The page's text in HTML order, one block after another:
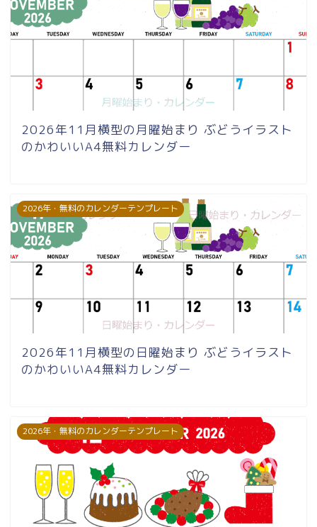
2026年11月横型の月曜始まり ぶどうイラスト
のかわいいA4無料カレンダー
2026年・無料のカレンダーテンプレート
2026年11月横型の日曜始まり ぶどうイラスト
のかわいいA4無料カレンダー
2026年・無料のカレンダーテンプレート